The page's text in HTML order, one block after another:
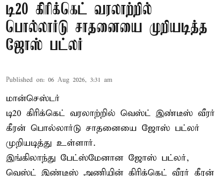
டி20 கிரிக்கெட் வரலாற்றில்
பொல்லார்டு சாதனையை முறியடித்த
ஜோஸ் பட்லர்
Published on: 06 Aug 2026, 3:31 am
மான்செஸ்டர்
டி20 கிரிக்கெட் வரலாற்றில் வெஸ்ட் இண்டீஸ் வீரர்
கீரன் பொல்லார்டு சாதனையை ஜோஸ் பட்லர்
முறியடித்து உள்ளார்.
இங்கிலாந்து பேட்ஸ்மேனான ஜோஸ் பட்லர்,
வெஸ்ட் இண்டீஸ் அணியின் கிரிக்கெட் வீரர் கீரன்